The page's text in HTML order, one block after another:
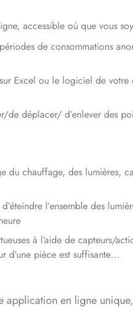
accessible où que vous
de consommations
Excel ou le logiciel de
de déplacer/ d’enlever des
chauffage, des lumières,
l’ensemble des
à l’aide de capteurs/
d’une pièce est suffisante…
application en ligne